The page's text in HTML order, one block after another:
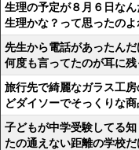
生理の予定が８月６日な
生理かな？って思ったのよ
先生から電話があったん
何度も言ってたのが耳に残
旅行先で綺麗なガラス工
どダイソーでそっくりな
子どもが中学受験してる
たの通えない距離の学校だ